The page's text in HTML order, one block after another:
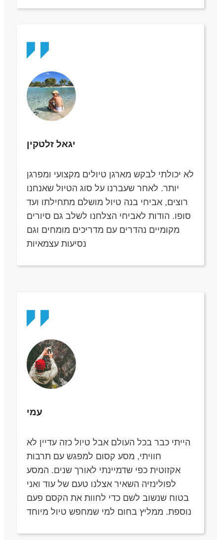
יגאל זלטקין
לא יכולתי לבקש מארגן טיולים מקצועי ומפרגן
יותר. לאחר שעברנו על סוג הטיול שאנחנו
רוצים, אביחי בנה טיול מושלם מתחילתו ועד
סופו. הודות לאביחי הצלחנו לשלב גם סיורים
מקומיים נהדרים עם מדריכים מומחים וגם
נסיעות עצמאיות
עמי
הייתי כבר בכל העולם אבל טיול כזה עדיין לא
חוויתי, מסע קסום למפגש עם תרבות
אקזוטית כפי שדמיינתי לאורך שנים. המסע
לפולינזיה השאיר אצלנו טעם של עוד ואני
בטוח שנשוב לשם כדי לחוות את הקסם פעם
נוספת. ממליץ בחום למי שמחפש טיול מיוחד